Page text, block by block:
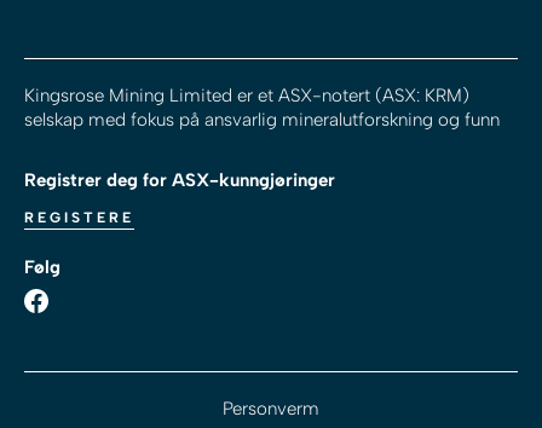
Kingsrose Mining Limited er et ASX-notert (ASX: KRM)
selskap med fokus på ansvarlig mineralutforskning og funn
Registrer deg for ASX-kunngjøringer
REGISTERE
Følg
Personverm